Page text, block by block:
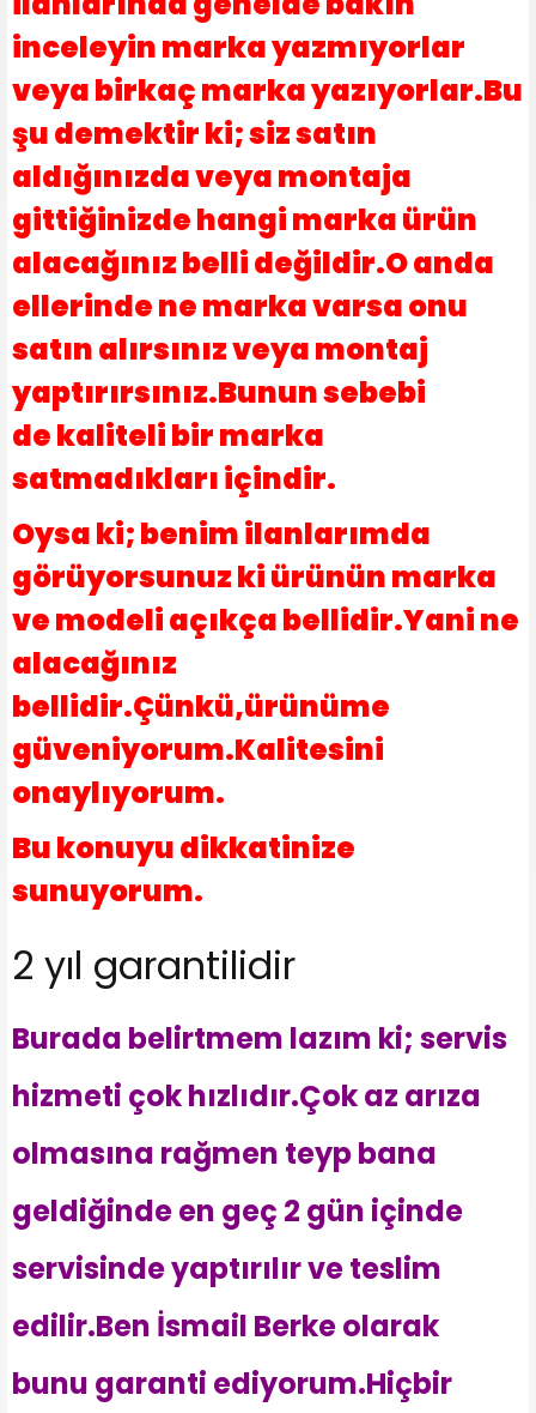
inceleyin marka yazmıyorlar
veya birkaç marka yazıyorlar.Bu
şu demektir ki; siz satın
aldığınızda veya montaja
gittiğinizde hangi marka ürün
alacağınız belli değildir.O anda
ellerinde ne marka varsa onu
satın alırsınız veya montaj
yaptırırsınız.Bunun sebebi
de kaliteli bir marka
satmadıkları içindir.
Oysa ki; benim ilanlarımda
görüyorsunuz ki ürünün marka
ve modeli açıkça bellidir.Yani ne
alacağınız
bellidir.Çünkü,ürünüme
güveniyorum.Kalitesini
onaylıyorum.
Bu konuyu dikkatinize
sunuyorum.
2 yıl garantilidir
Burada belirtmem lazım ki; servis
hizmeti çok hızlıdır.Çok az arıza
olmasına rağmen teyp bana
geldiğinde en geç 2 gün içinde
servisinde yaptırılır ve teslim
edilir.Ben İsmail Berke olarak
bunu garanti ediyorum.Hiçbir